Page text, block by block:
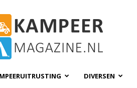
KampeerMagazine
DIVERSEN